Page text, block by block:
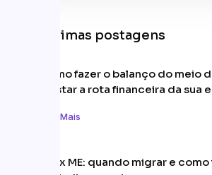
Últimas postagens
Como fazer o balanço do meio
ajustar a rota financeira da sua
Leia Mais
MEI x ME: quando migrar e